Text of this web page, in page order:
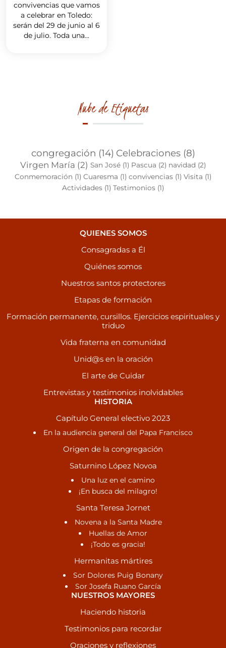
convivencias que vamos
a celebrar en Toledo:
serán del 29 de junio al 6
de julio. Toda una...
Nube de Etiquetas
congregación (14) Celebraciones (8)
Virgen María (2) San José (1) Pascua (2) navidad (2)
Conmemoración (1) Cuaresma (1) convivencias (1) Visita (1)
Actividades (1) Testimonios (1)
QUIENES SOMOS
Consagradas a Él
Quiénes somos
Nuestros santos protectores
Etapas de formación
Formación permanente, cursillos. Ejercicios espirituales y
triduo
Vida fraterna en comunidad
Unid@s en la oración
El arte de Cuidar
Entrevistas y testimonios inolvidables
HISTORIA
Capítulo General electivo 2023
En la audiencia general del Papa Francisco
Origen de la congregación
Saturnino López Novoa
Una luz en el camino
¡En busca del milagro!
Santa Teresa Jornet
Novena a la Santa Madre
Huellas de Amor
¡Todo es gracia!
Hermanitas mártires
Sor Dolores Puig Bonany
Sor Josefa Ruano García
NUESTROS MAYORES
Haciendo historia
Testimonios para recordar
Oraciones y reflexiones